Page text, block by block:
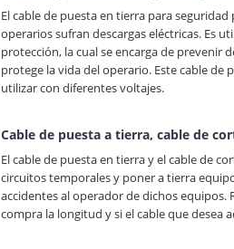
El cable de puesta en tierra para
operarios sufran descargas eléctricas. Es
protección, la cual se encarga de prevenir
protege la vida del operario. Este cable de
utilizar con diferentes voltajes.
Cable de puesta a tierra, cable de
El cable de puesta en tierra y el cable de
circuitos temporales y poner a tierra
accidentes al operador de dichos equipos.
compra la longitud y si el cable que desea